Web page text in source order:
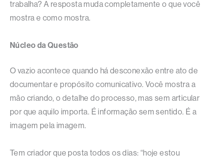
trabalha? A resposta muda completamente o que você
mostra e como mostra.
Núcleo da Questão
O vazio acontece quando há desconexão entre ato de
documentar e propósito comunicativo. Você mostra a
mão criando, o detalhe do processo, mas sem articular
por que aquilo importa. É informação sem sentido. É a
imagem pela imagem.
Tem criador que posta todos os dias: “hoje estou